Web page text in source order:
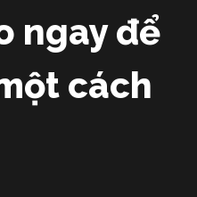
ngay để
cách